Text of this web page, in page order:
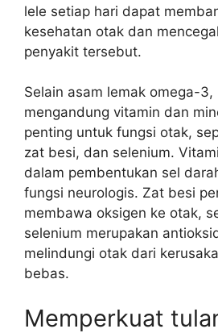
lele setiap hari dapat
kesehatan otak dan
penyakit tersebut.
Selain asam lemak omega-3,
mengandung vitamin dan
penting untuk fungsi otak,
zat besi, dan selenium.
dalam pembentukan sel
fungsi neurologis. Zat besi
membawa oksigen ke otak,
selenium merupakan
melindungi otak dari
bebas.
Memperkuat